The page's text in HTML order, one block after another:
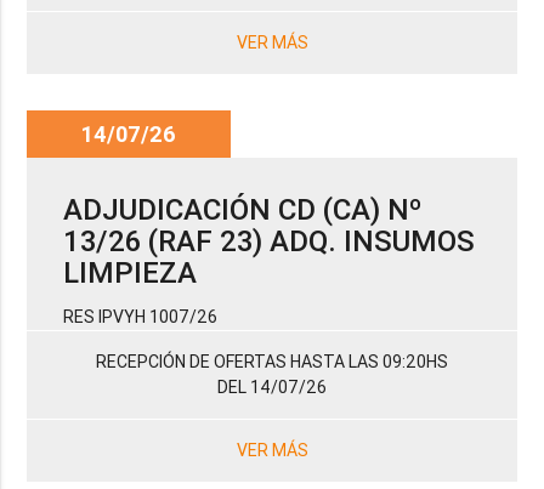
VER MÁS
14/07/26
ADJUDICACIÓN CD (CA) Nº
13/26 (RAF 23) ADQ. INSUMOS
LIMPIEZA
RES IPVYH 1007/26
RECEPCIÓN DE OFERTAS HASTA LAS 09:20HS
DEL 14/07/26
VER MÁS